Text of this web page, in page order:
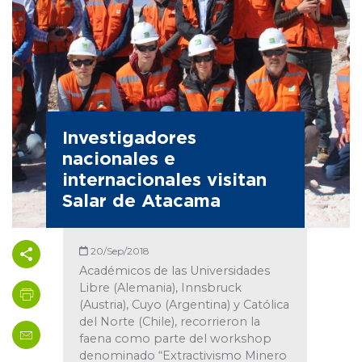
Investigadores
nacionales e
internacionales visitan
Salar de Atacama
20/Sep/2018
Académicos de las Universidades
Libre (Alemania), Innsbruck
(Austria), Cuyo (Argentina) y Católica
del Norte (Chile), recorrieron la
faena como parte del workshop
denominado “Extractivismo Minero